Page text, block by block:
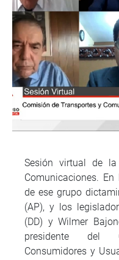
Sesión virtual de
Comunicaciones.
de ese grupo
(AP), y los
(DD) y Wilmer
presidente del
Consumidores y